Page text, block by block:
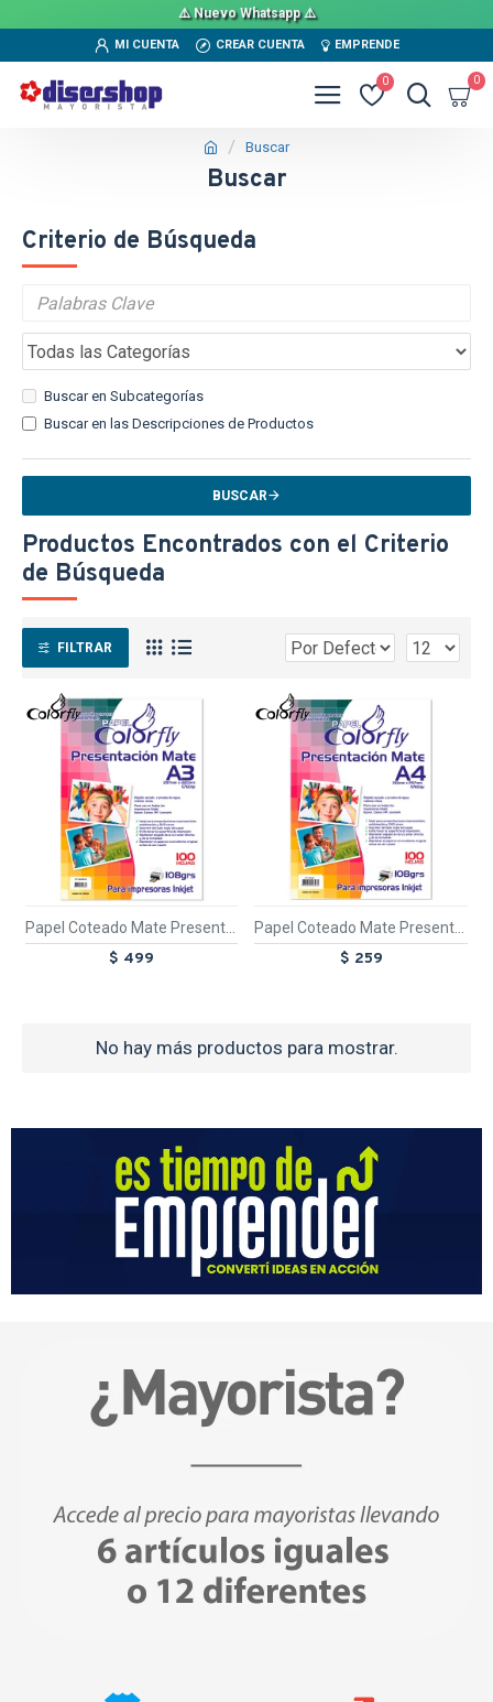
⚠️ Nuevo Whatsapp ⚠️
MI CUENTA CREAR CUENTA EMPRENDE
0 0
Buscar
Buscar
Criterio de Búsqueda
Buscar en Subcategorías
Buscar en las Descripciones de Productos
BUSCAR
Productos Encontrados con el Criterio
de Búsqueda
FILTRAR
TEXTTRANSPARENTE
Papel Coteado Mate Presentacion A3 100 Hojas
$ 499
Papel Coteado Mate Presentacion A4 100 Hojas
$ 259
No hay más productos para mostrar.